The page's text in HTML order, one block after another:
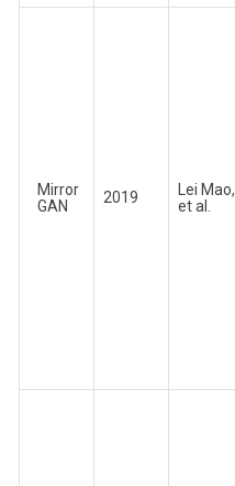
Mirror
GAN
2019
Lei Mao,
et al.